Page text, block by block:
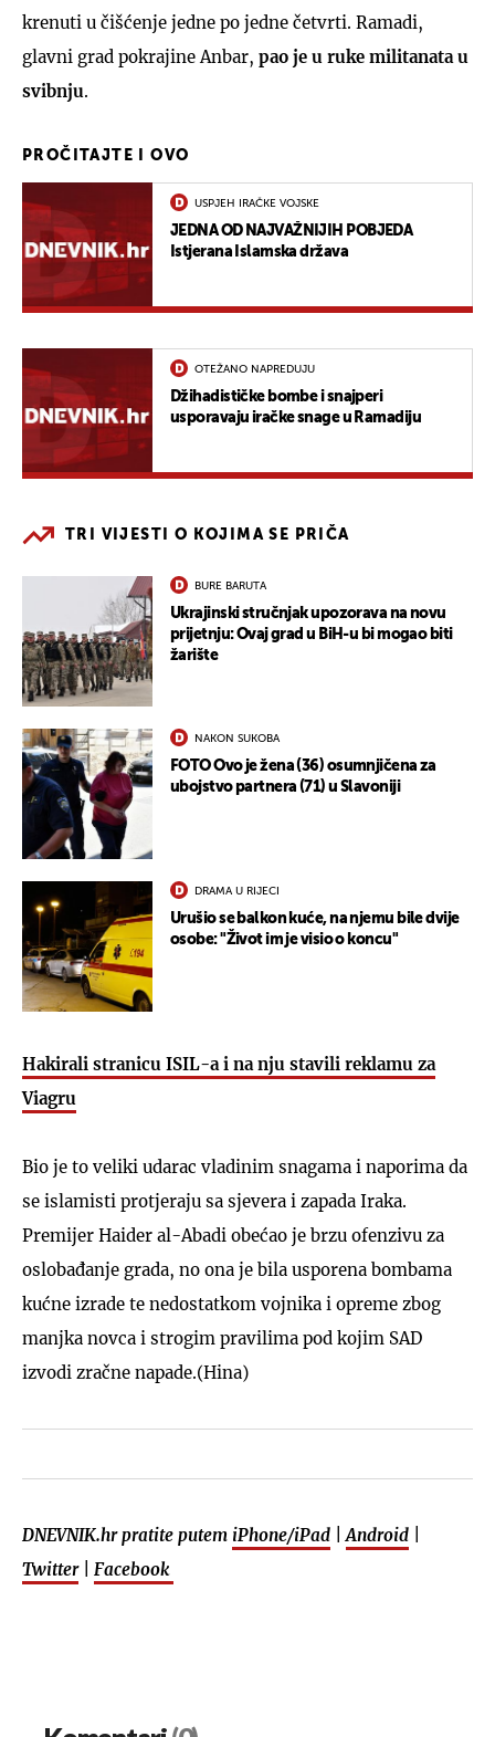
krenuti u čišćenje jedne po jedne četvrti. Ramadi,
glavni grad pokrajine Anbar, pao je u ruke militanata u
svibnju.
PROČITAJTE I OVO
USPJEH IRAČKE VOJSKE
JEDNA OD NAJVAŽNIJIH POBJEDA
Istjerana Islamska država
OTEŽANO NAPREDUJU
Džihadističke bombe i snajperi
usporavaju iračke snage u Ramadiju
TRI VIJESTI O KOJIMA SE PRIČA
BURE BARUTA
Ukrajinski stručnjak upozorava na novu
prijetnju: Ovaj grad u BiH-u bi mogao biti
žarište
NAKON SUKOBA
FOTO Ovo je žena (36) osumnjičena za
ubojstvo partnera (71) u Slavoniji
DRAMA U RIJECI
Urušio se balkon kuće, na njemu bile dvije
osobe: "Život im je visio o koncu"
Hakirali stranicu ISIL-a i na nju stavili reklamu za
Viagru
Bio je to veliki udarac vladinim snagama i naporima da
se islamisti protjeraju sa sjevera i zapada Iraka.
Premijer Haider al-Abadi obećao je brzu ofenzivu za
oslobađanje grada, no ona je bila usporena bombama
kućne izrade te nedostatkom vojnika i opreme zbog
manjka novca i strogim pravilima pod kojim SAD
izvodi zračne napade.(Hina)
DNEVNIK.hr pratite putem iPhone/iPad Android
Twitter| Facebook